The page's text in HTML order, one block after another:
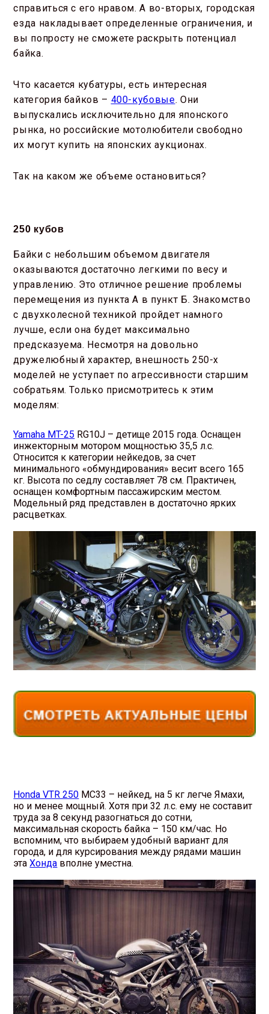
справиться с его нравом. А во-вторых, городская
езда накладывает определенные ограничения, и
вы попросту не сможете раскрыть потенциал
байка.
Что касается кубатуры, есть интересная
категория байков – 400-кубовые. Они
выпускались исключительно для японского
рынка, но российские мотолюбители свободно
их могут купить на японских аукционах.
Так на каком же объеме остановиться?
250 кубов
Байки с небольшим объемом двигателя
оказываются достаточно легкими по весу и
управлению. Это отличное решение проблемы
перемещения из пункта А в пункт Б. Знакомство
с двухколесной техникой пройдет намного
лучше, если она будет максимально
предсказуема. Несмотря на довольно
дружелюбный характер, внешность 250-х
моделей не уступает по агрессивности старшим
собратьям. Только присмотритесь к этим
моделям:
Yamaha MT-25 RG10J – детище 2015 года. Оснащен
инжекторным мотором мощностью 35,5 л.с.
Относится к категории нейкедов, за счет
минимального «обмундирования» весит всего 165
кг. Высота по седлу составляет 78 см. Практичен,
оснащен комфортным пассажирским местом.
Модельный ряд представлен в достаточно ярких
расцветках.
Honda VTR 250 MC33 – нейкед, на 5 кг легче Ямахи,
но и менее мощный. Хотя при 32 л.с. ему не составит
труда за 8 секунд разогнаться до сотни,
максимальная скорость байка – 150 км/час. Но
вспомним, что выбираем удобный вариант для
города, и для курсирования между рядами машин
этаХонда вполне уместна.